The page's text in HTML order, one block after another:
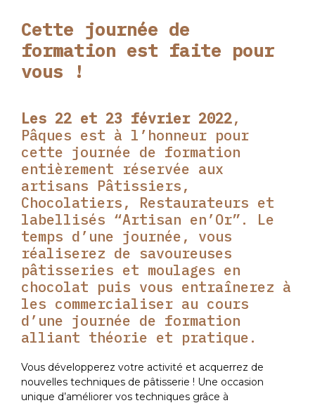
Cette journée de
formation est faite pour
vous !
Les 22 et 23 février 2022,
Pâques est à l’honneur pour
cette journée de formation
entièrement réservée aux
artisans Pâtissiers,
Chocolatiers, Restaurateurs et
labellisés “Artisan en’Or”. Le
temps d’une journée, vous
réaliserez de savoureuses
pâtisseries et moulages en
chocolat puis vous entraînerez à
les commercialiser au cours
d’une journée de formation
alliant théorie et pratique.
Vous développerez votre activité et acquerrez de
nouvelles techniques de pâtisserie ! Une occasion
unique d’améliorer vos techniques grâce à